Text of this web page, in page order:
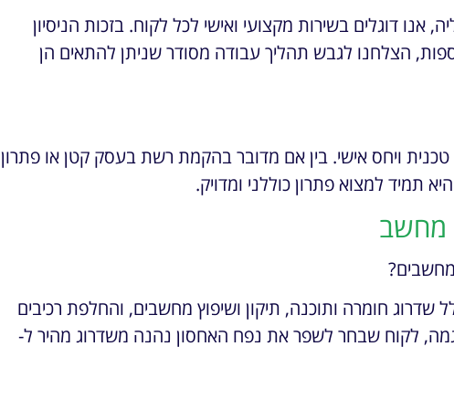
דוגלים בשירות מקצועי ואישי לכל לקוח. בזכות הניסיון
הצלחנו לגבש תהליך עבודה מסודר שניתן להתאים הן
טכנית ויחס אישי. בין אם מדובר בהקמת רשת בעסק קטן או פתרון
למצוא פתרון כוללני ומדויק.
מחשב
שדרוג חומרה ותוכנה, תיקון ושיפוץ מחשבים, והחלפת רכיבים
לקוח שבחר לשפר את נפח האחסון נהנה משדרוג מהיר ל-